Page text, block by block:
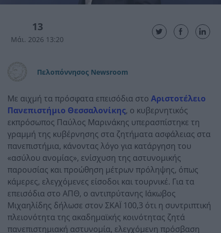
13
Μάι. 2026 13:20
Πελοπόννησος Newsroom
Με αιχμή τα πρόσφατα επεισόδια στο Αριστοτέλειο
Πανεπιστήμιο Θεσσαλονίκης, ο κυβερνητικός
εκπρόσωπος Παύλος Μαρινάκης υπερασπίστηκε τη
γραμμή της κυβέρνησης στα ζητήματα ασφάλειας στα
πανεπιστήμια, κάνοντας λόγο για κατάργηση του
«ασύλου ανομίας», ενίσχυση της αστυνομικής
παρουσίας και προώθηση μέτρων πρόληψης, όπως
κάμερες, ελεγχόμενες είσοδοι και τουρνικέ. Για τα
επεισόδια στο ΑΠΘ, ο αντιπρύτανης Ιάκωβος
Μιχαηλίδης δήλωσε στον ΣΚΑΪ 100,3 ότι η συντριπτική
πλειονότητα της ακαδημαϊκής κοινότητας ζητά
πανεπιστημιακή αστυνομία, ελεγχόμενη πρόσβαση